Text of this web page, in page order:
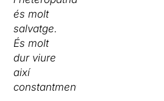
és molt
salvatge.
És molt
dur viure
així
constantment.